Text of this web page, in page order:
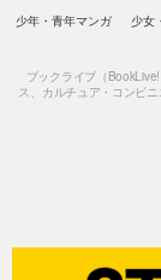
少年・青年マンガ
少女
ブックライブ（
ス、カルチュア・コンビ